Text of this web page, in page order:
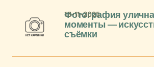
Фотография
моменты —
съёмки
13-11-2025